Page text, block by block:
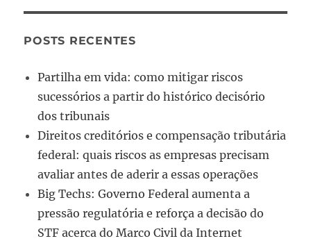
POSTS RECENTES
Partilha em vida: como mitigar riscos
sucessórios a partir do histórico decisório
dos tribunais
Direitos creditórios e compensação tributária
federal: quais riscos as empresas precisam
avaliar antes de aderir a essas operações
Big Techs: Governo Federal aumenta a
pressão regulatória e reforça a decisão do
STF acerca do Marco Civil da Internet